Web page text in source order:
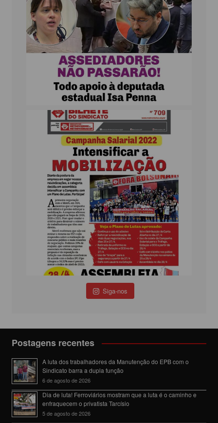
Siga-nos
Postagens recentes
A luta dos trabalhadores da Manutenção do EPB com o
Sindicato barra a dupla função
6 de agosto de 2026
Dia de luta! Ferroviários mostram que a luta é o caminho e
enfraquecem o privatista Tarcísio
5 de agosto de 2026